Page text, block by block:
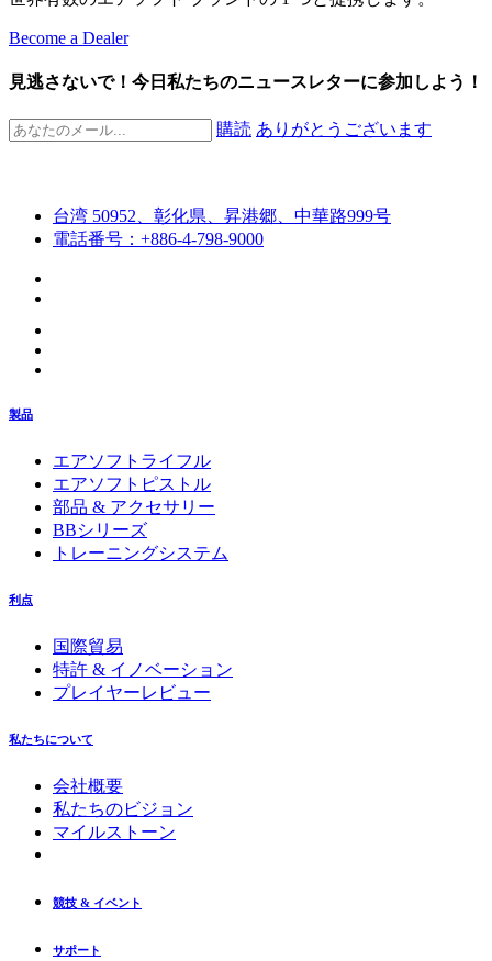
Become a Dealer
見逃さないで！今日私たちのニュースレターに参加しよう！
購読 ありがとうございます
台湾 50952、彰化県、昇港郷、中華路999号
電話番号：+886-4-798-9000
製品
エアソフトライフル
エアソフトピストル
部品 & アクセサリー
BBシリーズ
トレーニングシステム
利点
国際貿易
特許 & イノベーション
プレイヤーレビュー
私たちについて
会社概要
私たちのビジョン
マイルストーン
競技 & イベント
サポート